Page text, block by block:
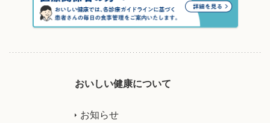
おいしい健康について
お知らせ